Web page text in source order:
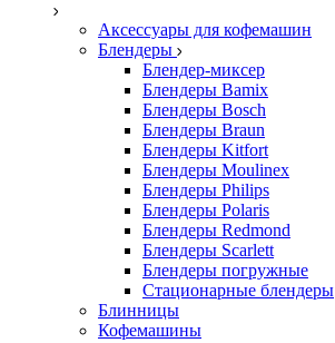
Аксессуары для кофемашин
Блендеры
Блендер-миксер
Блендеры Bamix
Блендеры Bosch
Блендеры Braun
Блендеры Kitfort
Блендеры Moulinex
Блендеры Philips
Блендеры Polaris
Блендеры Redmond
Блендеры Scarlett
Блендеры погружные
Стационарные блендеры
Блинницы
Кофемашины